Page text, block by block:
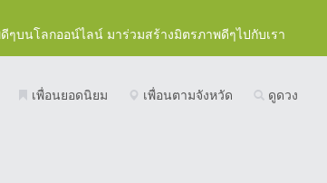
บนโลกออน์ไลน์ มาร่วมสร้างมิตรภาพดีๆไปกับเรา
เพื่อนยอดนิยม เพื่อนตามจังหวัด ดูดวง